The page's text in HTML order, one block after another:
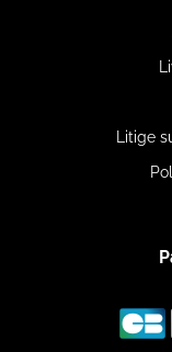
Litige